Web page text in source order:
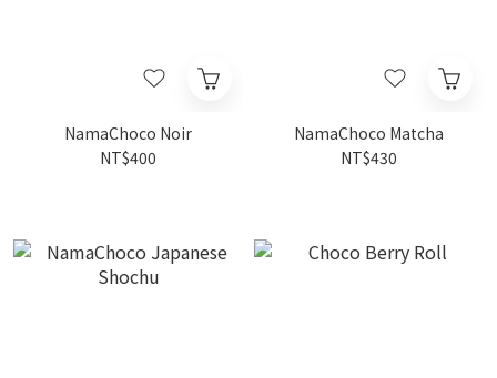
NamaChoco Noir
NT$400
NamaChoco Matcha
NT$430